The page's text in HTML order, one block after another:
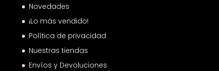
Novedades
¡Lo más vendido!
Política de privacidad
Nuestras tiendas
Envíos y Devoluciones